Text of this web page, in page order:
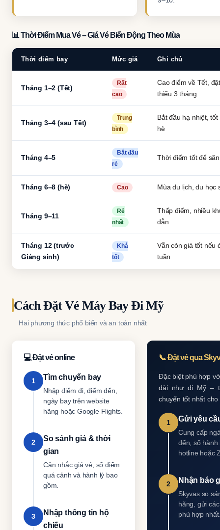
📊 Thời Điểm Mua Vé – Giá Vé Biến Động Theo Mùa
Thời điểm bay Mức giá Ghi chú
Tháng 1–2 (Tết)
Rất
cao
Cao điểm về Tết,
thiểu 3 tháng
Tháng 3–4 (sau Tết)
Trung
bình
Bắt đầu hạ nhiệt,
hè
Tháng 4–5
Bắt đầu
rẻ
Thời điểm tốt để
Tháng 6–8 (hè) Cao Mùa du lịch, du học
Tháng 9–11
Rẻ
nhất
Thấp điểm, nhiều
dẫn
Tháng 12 (trước
Giáng sinh)
Khá
tốt
Vẫn còn giá tốt nếu
tuần
Cách Đặt Vé Máy Bay Đi Mỹ
Hai phương thức phổ biến và an toàn nhất
💻 Đặt vé online
1 Tìm chuyến bay
Nhập điểm đi, điểm đến,
ngày bay trên website
hãng hoặc Google Flights.
2
So sánh giá & thời
gian
Cân nhắc giá vé, số điểm
quá cảnh và hành lý bao
gồm.
3
Nhập thông tin hộ
chiếu
📞 Đặt vé qua
Đặc biệt phù hợp
dài như đi Mỹ –
chuyến tốt nhất cho
1 Gửi yêu
Cung cấp
đến, số hành
hotline hoặc
2 Nhận báo
Skyvas so
hãng, gửi
phù hợp